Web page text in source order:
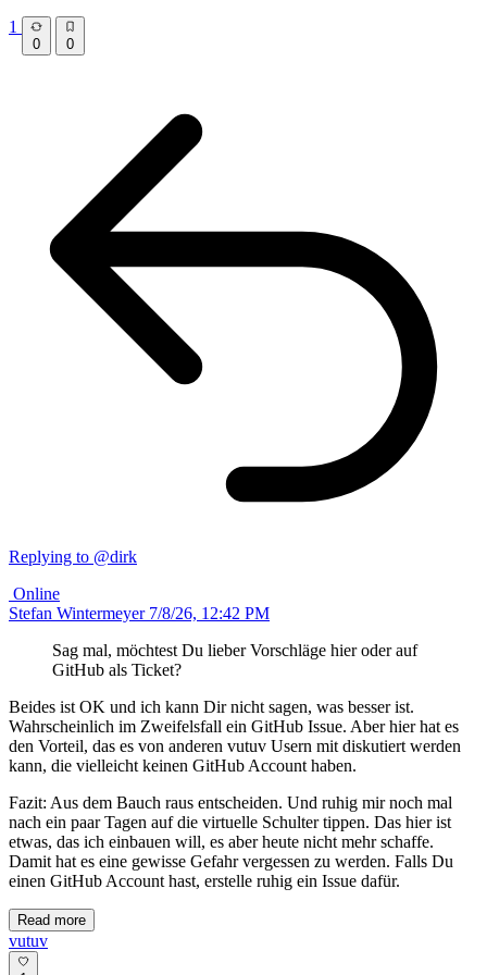
1
0 0
Replying to @dirk
Online
Stefan Wintermeyer 7/8/26, 12:42 PM
Sag mal, möchtest Du lieber Vorschläge hier oder auf
GitHub als Ticket?
Beides ist OK und ich kann Dir nicht sagen, was besser ist.
Wahrscheinlich im Zweifelsfall ein GitHub Issue. Aber hier hat es
den Vorteil, das es von anderen vutuv Usern mit diskutiert werden
kann, die vielleicht keinen GitHub Account haben.
Fazit: Aus dem Bauch raus entscheiden. Und ruhig mir noch mal
nach ein paar Tagen auf die virtuelle Schulter tippen. Das hier ist
etwas, das ich einbauen will, es aber heute nicht mehr schaffe.
Damit hat es eine gewisse Gefahr vergessen zu werden. Falls Du
einen GitHub Account hast, erstelle ruhig ein Issue dafür.
Read more
vutuv